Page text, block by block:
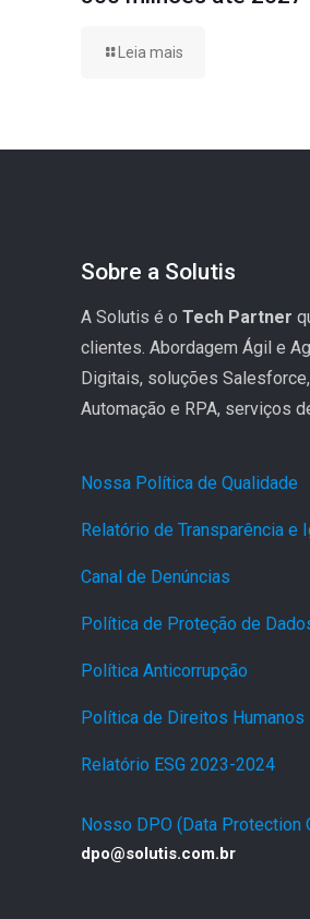
Leia mais
Sobre a Solutis
A Solutis é o Tech Partner
clientes. Abordagem Ágil e
Digitais, soluções
Automação e RPA, serviços
Nossa Política de Qualidade
Relatório de Transparência e
Canal de Denúncias
Política de Proteção de
Política Anticorrupção
Política de Direitos Humanos
Relatório ESG 2023-2024
Nosso DPO (Data Protection
dpo@solutis.com.br